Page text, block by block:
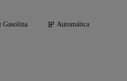
Gasolina
Automática